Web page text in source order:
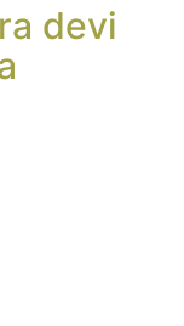
devi